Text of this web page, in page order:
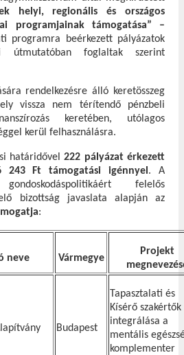
helyi, regionális és országos
programjainak támogatása” –
programra beérkezett pályázatok
útmutatóban foglaltak szerint
rendelkezésre álló keretösszeg
vissza nem térítendő pénzbeli
keretében, utólagos
kerül felhasználásra.
határidővel222 pályázat érkezett
243 Ft támogatási igénnyel . A
gondoskodáspolitikáért felelős
bizottság javaslata alapján az
:
neve Vármegye
Projekt
Budapest
Tapasztalati és
Kísérő szakértők
integrálása a
mentális
komplementer